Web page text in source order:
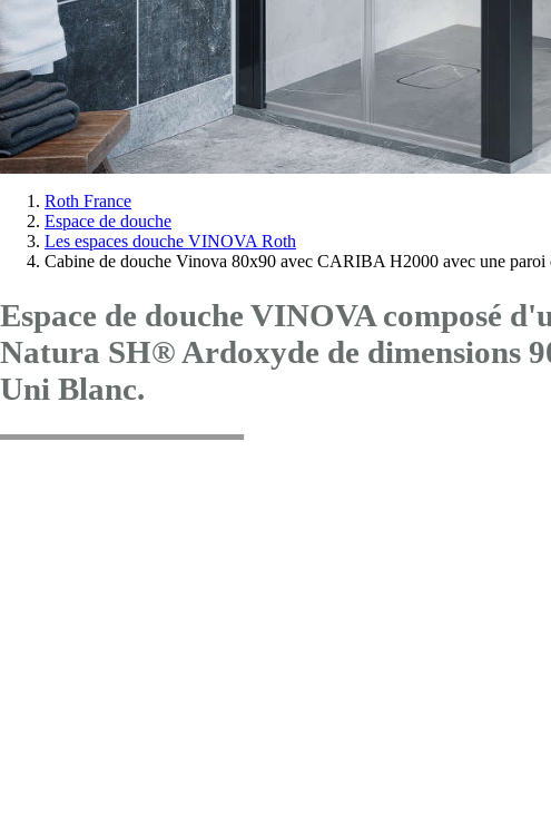
Vous
êtes
Roth France
Espace de douche
Les espaces douche VINOVA Roth
Cabine de douche Vinova 80x90 avec CARIBA H2000 avec une
Espace de douche VINOVA composé
Natura SH® Ardoxyde de dimensions
Uni Blanc.